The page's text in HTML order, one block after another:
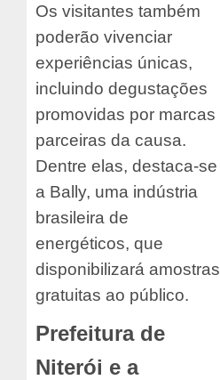
Os visitantes também
poderão vivenciar
experiências únicas,
incluindo degustações
promovidas por marcas
parceiras da causa.
Dentre elas, destaca-se
a Bally, uma indústria
brasileira de
energéticos, que
disponibilizará amostras
gratuitas ao público.
Prefeitura de
Niterói e a